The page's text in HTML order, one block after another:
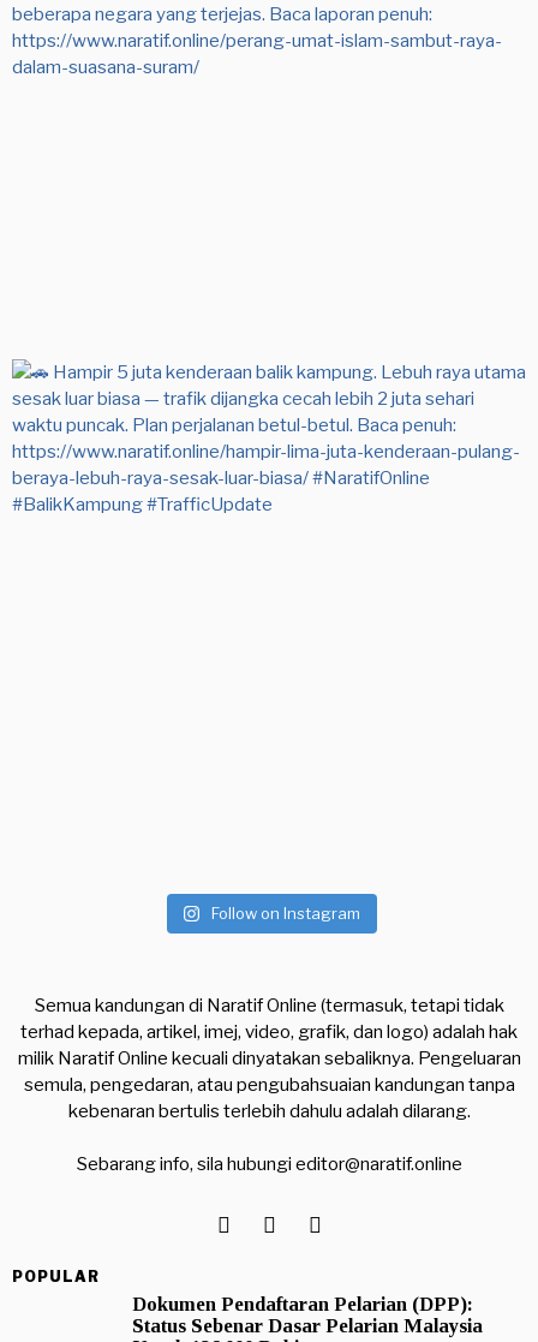
Follow on Instagram
Semua kandungan di Naratif Online (termasuk, tetapi tidak
terhad kepada, artikel, imej, video, grafik, dan logo) adalah hak
milik Naratif Online kecuali dinyatakan sebaliknya. Pengeluaran
semula, pengedaran, atau pengubahsuaian kandungan tanpa
kebenaran bertulis terlebih dahulu adalah dilarang.
Sebarang info, sila hubungi editor@naratif.online
POPULAR
Dokumen Pendaftaran Pelarian (DPP):
Status Sebenar Dasar Pelarian Malaysia